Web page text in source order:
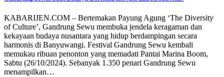
KABARIJEN.COM – Bertemakan Payung Agung ‘The Diversity
of Culture’, Gandrung Sewu membuka jendela keragaman dan
kekayaan budaya nusantara yang hidup berdampingan secara
harmonis di Banyuwangi. Festival Gandrung Sewu kembali
memukau ribuan penonton yang memadati Pantai Marina Boom,
Sabtu (26/10/2024). Sebanyak 1.350 penari Gandrung Sewu
menampilkan…